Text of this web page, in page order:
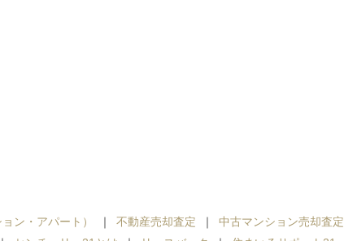
ン・アパート） 不動産売却査定
中古マンション売却査定